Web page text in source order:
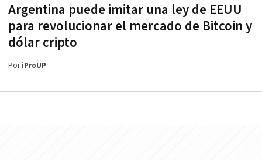
Argentina puede imitar una ley de EEUU
para revolucionar el mercado de Bitcoin y
dólar cripto
PoriProUP